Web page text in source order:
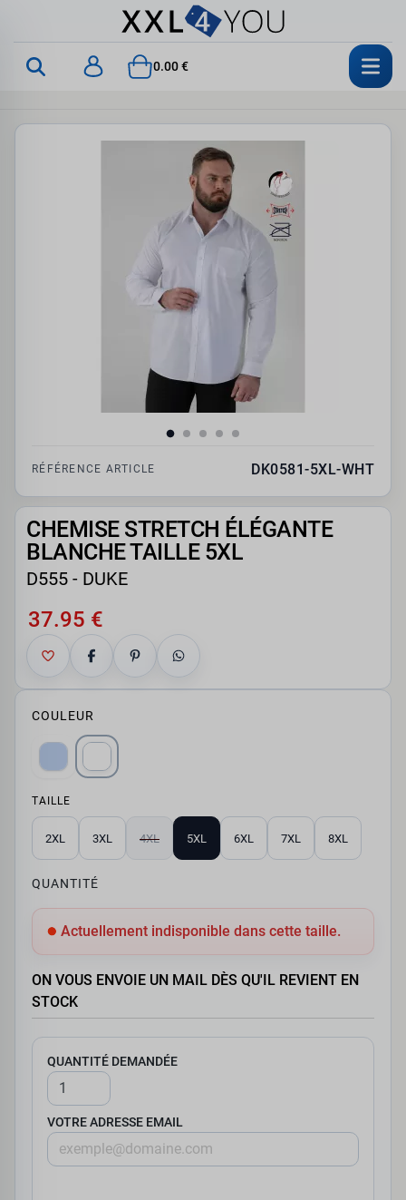
0.00 €
RÉFÉRENCE ARTICLE DK0581-5XL-WHT
CHEMISE STRETCH ÉLÉGANTE
BLANCHE TAILLE 5XL
D555 - DUKE
37.95 €
COULEUR
TAILLE
2XL 3XL 4XL 5XL 6XL 7XL 8XL
QUANTITÉ
Actuellement indisponible dans cette taille.
ON VOUS ENVOIE UN MAIL DÈS QU'IL REVIENT EN
STOCK
QUANTITÉ DEMANDÉE
VOTRE ADRESSE EMAIL